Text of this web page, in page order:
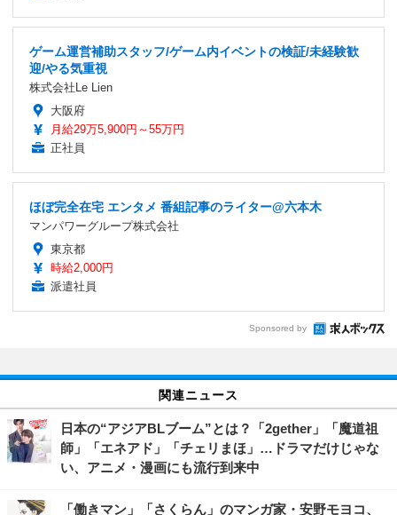
ゲーム運営補助スタッフ/ゲーム内イベントの検証/未経験歓
迎/やる気重視
株式会社Le Lien
大阪府
月給29万5,900円～55万円
正社員
ほぼ完全在宅 エンタメ 番組記事のライター@六本木
マンパワーグループ株式会社
東京都
時給2,000円
派遣社員
Sponsored by
関連ニュース
日本の“アジアBLブーム”とは？「2gether」「魔道祖
師」「エネアド」「チェリまほ」…ドラマだけじゃな
い、アニメ・漫画にも流行到来中
「働きマン」「さくらん」のマンガ家・安野モヨコ、